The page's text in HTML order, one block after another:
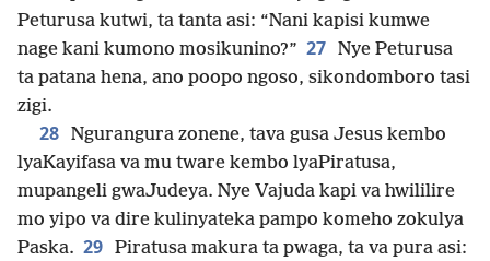
Peturusa kutwi, ta tanta asi: “Nani kapisi kumwe
nage kani kumono mosikunino?” 27 Nye Peturusa
ta patana hena, ano poopo ngoso, sikondomboro tasi
zigi.
28 Ngurangura zonene, tava gusa Jesus kembo
lyaKayifasa va mu tware kembo lyaPiratusa,
mupangeli gwaJudeya. Nye Vajuda kapi va hwililire
mo yipo va dire kulinyateka pampo komeho zokulya
Paska. 29 Piratusa makura ta pwaga, ta va pura asi: